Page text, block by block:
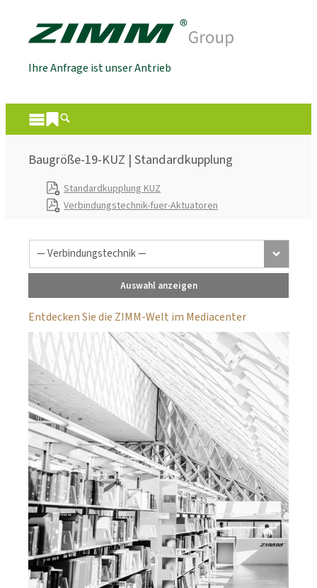
Ihre Anfrage ist unser Antrieb
Baugröße-19-KUZ | Standardkupplung
Standardkupplung KUZ
Verbindungstechnik-fuer-Aktuatoren
Auswahl anzeigen
Entdecken Sie die ZIMM-Welt im Mediacenter